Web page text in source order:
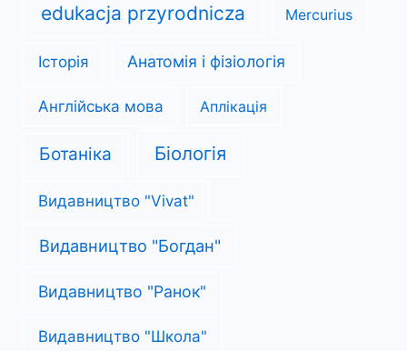
edukacja przyrodnicza Mercurius
Історія Анатомія і фізіологія
Англійська мова Аплікація
Ботаніка Біологія
Видавництво "Vivat"
Видавництво "Богдан"
Видавництво "Ранок"
Видавництво "Школа"